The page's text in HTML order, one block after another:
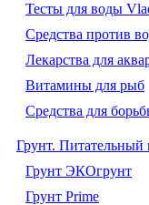
Тесты для воды
Средства против
Лекарства для
Витамины для рыб
Средства для
Грунт. Питательный
Грунт ЭКОгрунт
Грунт Prime